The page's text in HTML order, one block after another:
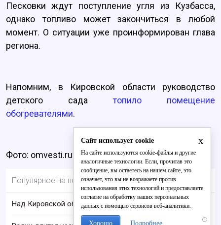
Песковки ждут поступление угля из Кузбасса,
однако топливо может закончиться в любой
момент. О ситуации уже проинформирован глава
региона.
Напомним, в Кировской области руководство
детского садатопило помещение
обогревателями.
Фото: omvesti.ru
Популярное на портале
Над Кировской областью сбили БПЛА
i
x
Сайт использует cookie
На сайте используются cookie-файлы и другие
аналогичные технологии. Если, прочитав это
сообщение, вы остаетесь на нашем сайте, это
означает, что вы не возражаете против
использования этих технологий и предоставляете
согласие на обработку ваших персональных
данных с помощью сервисов веб-аналитики.
Хорошо Подробнее